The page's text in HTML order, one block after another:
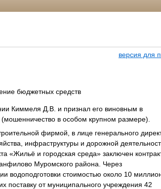
версия для
бюджетных средств
Киммеля Д.В. и признал его виновным в
в особом крупном размере).
фирмой, в лице генерального
инфраструктуры и дорожной
«Жильё и городская среда» заключен
Муромского района. Через
водоподготовки стоимостью около 10
поставку от муниципального учреждения 42